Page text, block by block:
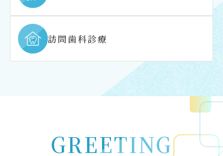
訪問歯科診療
GREETING